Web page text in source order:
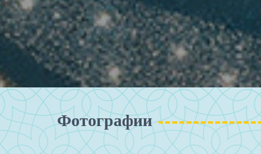
Фотографии